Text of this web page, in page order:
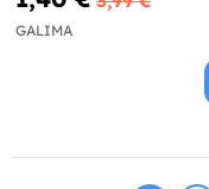
GALIMA